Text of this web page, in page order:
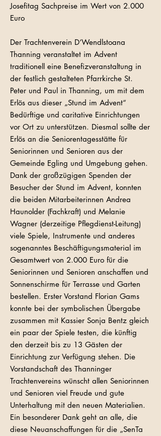
Josefitag Sachpreise im Wert von 2.000
Euro
Der Trachtenverein D‘Wendlstoana
Thanning veranstaltet im Advent
traditionell eine Benefizveranstaltung in
der festlich gestalteten Pfarrkirche St.
Peter und Paul in Thanning, um mit dem
Erlös aus dieser „Stund im Advent“
Bedürftige und caritative Einrichtungen
vor Ort zu unterstützen. Diesmal sollte der
Erlös an die Seniorentagesstätte für
Seniorinnen und Senioren aus der
Gemeinde Egling und Umgebung gehen.
Dank der großzügigen Spenden der
Besucher der Stund im Advent, konnten
die beiden Mitarbeiterinnen Andrea
Haunolder (Fachkraft) und Melanie
Wagner (derzeitige Pflegdienst-Leitung)
viele Spiele, Instrumente und anderes
sogenanntes Beschäftigungsmaterial im
Gesamtwert von 2.000 Euro für die
Seniorinnen und Senioren anschaffen und
Sonnenschirme für Terrasse und Garten
bestellen. Erster Vorstand Florian Gams
konnte bei der symbolischen Übergabe
zusammen mit Kassier Sonja Bentz gleich
ein paar der Spiele testen, die künftig
den derzeit bis zu 13 Gästen der
Einrichtung zur Verfügung stehen. Die
Vorstandschaft des Thanninger
Trachtenvereins wünscht allen Seniorinnen
und Senioren viel Freude und gute
Unterhaltung mit den neuen Materialien.
Ein besonderer Dank geht an alle, die
diese Neuanschaffungen für die „SenTa